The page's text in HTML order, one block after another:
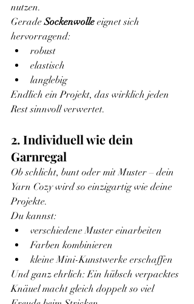
nutzen.
Gerade Sockenwolle eignet sich
hervorragend:
robust
elastisch
langlebig
Endlich ein Projekt, das wirklich jeden
Rest sinnvoll verwertet.
2. Individuell wie dein
Garnregal
Ob schlicht, bunt oder mit Muster – dein
Yarn Cozy wird so einzigartig wie deine
Projekte.
Du kannst:
verschiedene Muster einarbeiten
Farben kombinieren
kleine Mini-Kunstwerke erschaffen
Und ganz ehrlich: Ein hübsch verpacktes
Knäuel macht gleich doppelt so viel